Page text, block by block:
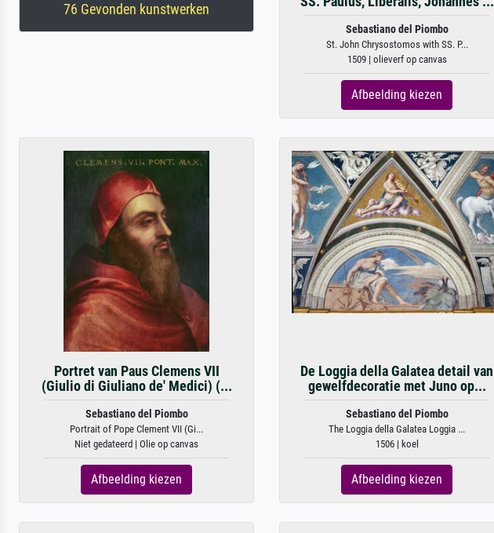
76 Gevonden kunstwerken
Sebastiano del Piombo
St. John Chrysostomos with SS. P...
1509 | olieverf op canvas
Afbeelding kiezen
Portret van Paus Clemens VII
(Giulio di Giuliano de' Medici) (...
Sebastiano del Piombo
Portrait of Pope Clement VII (Gi...
Niet gedateerd | Olie op canvas
Afbeelding kiezen
De Loggia della Galatea detail van
gewelfdecoratie met Juno op...
Sebastiano del Piombo
The Loggia della Galatea Loggia ...
1506 | koel
Afbeelding kiezen